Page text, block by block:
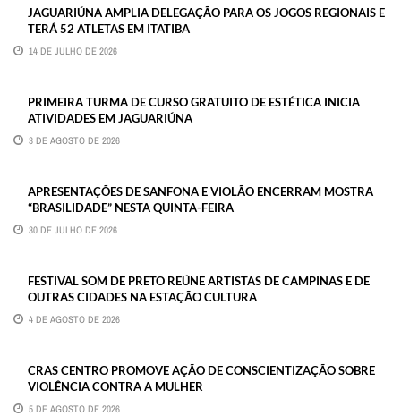
JAGUARIÚNA AMPLIA DELEGAÇÃO PARA OS JOGOS REGIONAIS E
TERÁ 52 ATLETAS EM ITATIBA
14 DE JULHO DE 2026
PRIMEIRA TURMA DE CURSO GRATUITO DE ESTÉTICA INICIA
ATIVIDADES EM JAGUARIÚNA
3 DE AGOSTO DE 2026
APRESENTAÇÕES DE SANFONA E VIOLÃO ENCERRAM MOSTRA
“BRASILIDADE” NESTA QUINTA-FEIRA
30 DE JULHO DE 2026
FESTIVAL SOM DE PRETO REÚNE ARTISTAS DE CAMPINAS E DE
OUTRAS CIDADES NA ESTAÇÃO CULTURA
4 DE AGOSTO DE 2026
CRAS CENTRO PROMOVE AÇÃO DE CONSCIENTIZAÇÃO SOBRE
VIOLÊNCIA CONTRA A MULHER
5 DE AGOSTO DE 2026